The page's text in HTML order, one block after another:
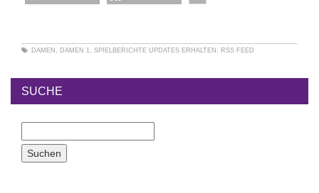
DAMEN , DAMEN 1, SPIELBERICHTE UPDATES ERHALTEN: RSS FEED
SUCHE